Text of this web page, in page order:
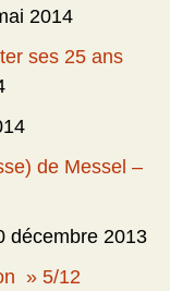
2014
ses 25 ans
de Messel –
décembre 2013
» 5/12